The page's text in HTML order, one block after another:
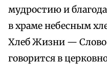
мудростию и
в храме небесным
Хлеб Жизни —
говорится в